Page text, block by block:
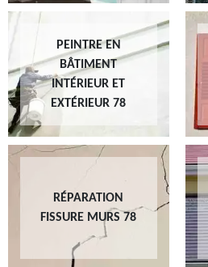
PEINTRE EN
BÂTIMENT
INTÉRIEUR ET
EXTÉRIEUR 78
RÉPARATION
FISSURE MURS 78